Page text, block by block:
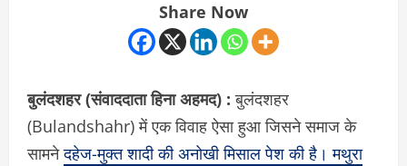
Share Now
बुलंदशहर (संवाददाता हिना अहमद) :बुलंदशहर
(Bulandshahr) में एक विवाह ऐसा हुआ जिसने समाज के
सामनेदहेज-मुक्त शादी की अनोखी मिसाल पेश की है। मथुरा